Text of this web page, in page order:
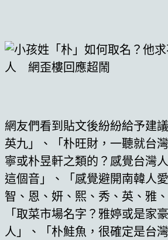
網友們看到貼文後紛紛給予建
英九」、「朴旺財，一聽就台
寧或朴昱軒之類的？感覺台灣人
這個音」、「感覺避開南韓人
智、恩、妍、熙、秀、英、雅
「取菜市場名字？雅婷或是家
人」、「朴鮭魚，很確定是台